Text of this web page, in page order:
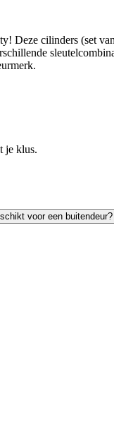
cilinders (set
je klus.
voor een buitendeur?